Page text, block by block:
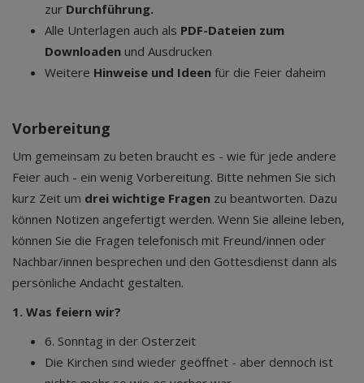
zur Durchführung.
Alle Unterlagen auch als PDF-Dateien zum
Downloaden und Ausdrucken
Weitere Hinweise und Ideen für die Feier daheim
Vorbereitung
Um gemeinsam zu beten braucht es - wie für jede andere
Feier auch - ein wenig Vorbereitung. Bitte nehmen Sie sich
kurz Zeit um drei wichtige Fragen zu beantworten. Dazu
können Notizen angefertigt werden. Wenn Sie alleine leben,
können Sie die Fragen telefonisch mit Freund/innen oder
Nachbar/innen besprechen und den Gottesdienst dann als
persönliche Andacht gestalten.
1. Was feiern wir?
6. Sonntag in der Osterzeit
Die Kirchen sind wieder geöffnet - aber dennoch ist